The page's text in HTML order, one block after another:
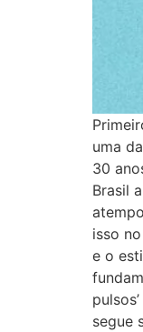
uma
30
Brasil
isso
e o
segue